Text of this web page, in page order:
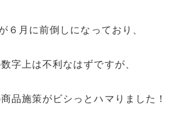
６月に前倒しになっており、
数字上は不利なはずですが、
品施策がビシっとハマりました！